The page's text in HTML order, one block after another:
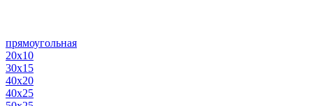
прямоугольная
20х10
30х15
40х20
40х25